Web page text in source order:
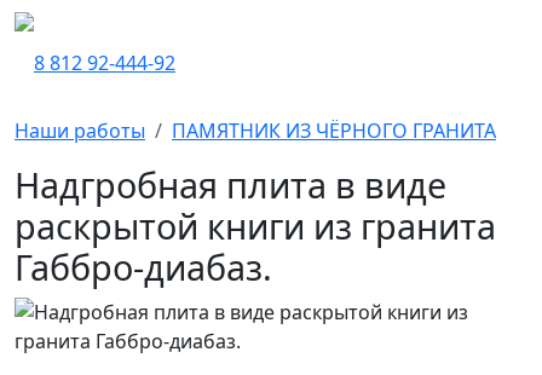
8 812 92-444-92
Наши работы ПАМЯТНИК ИЗ ЧЁРНОГО ГРАНИТА
Надгробная плита в виде
раскрытой книги из гранита
Габбро-диабаз.